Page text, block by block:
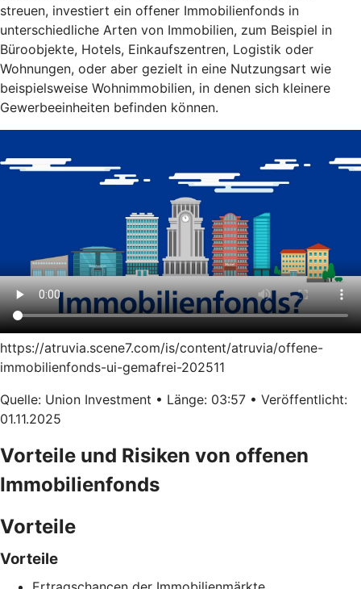
streuen, investiert ein offener Immobilienfonds in
unterschiedliche Arten von Immobilien, zum Beispiel in
Büroobjekte, Hotels, Einkaufszentren, Logistik oder
Wohnungen, oder aber gezielt in eine Nutzungsart wie
beispielsweise Wohnimmobilien, in denen sich kleinere
Gewerbeeinheiten befinden können.
https://atruvia.scene7.com/is/content/atruvia/offene-
immobilienfonds-ui-gemafrei-202511
Quelle: Union Investment • Länge: 03:57 • Veröffentlicht:
01.11.2025
Vorteile und Risiken von offenen
Immobilienfonds
Vorteile
Vorteile